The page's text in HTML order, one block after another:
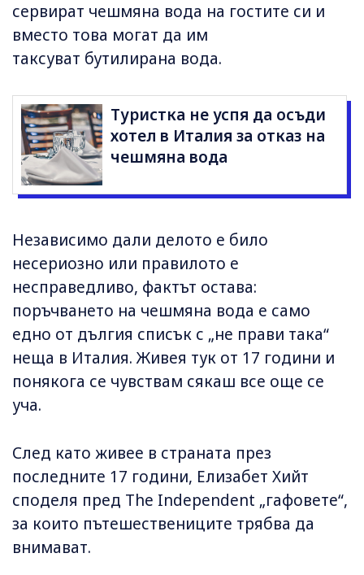
сервират чешмяна вода на гостите си и
вместо това могат да им
таксуват бутилирана вода.
Туристка не успя да осъди
хотел в Италия за отказ на
чешмяна вода
Независимо дали делото е било
несериозно или правилото е
несправедливо, фактът остава:
поръчването на чешмяна вода е само
едно от дългия списък с „не прави така“
неща в Италия. Живея тук от 17 години и
понякога се чувствам сякаш все още се
уча.
След като живее в страната през
последните 17 години, Елизабет Хийт
споделя пред The Independent „гафовете“,
за които пътешествениците трябва да
внимават.